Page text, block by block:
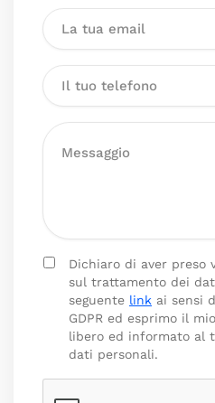
Dichiaro di aver preso
sul trattamento dei
seguente link ai sensi
GDPR ed esprimo il
libero ed informato al
dati personali.